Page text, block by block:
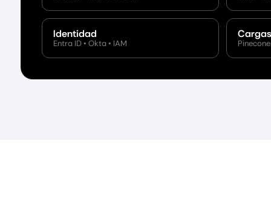
Identidad
Entra ID • Okta • IAM